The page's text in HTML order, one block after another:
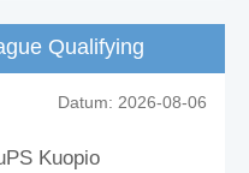
Qualifying
Datum: 2026-08-06
Kuopio